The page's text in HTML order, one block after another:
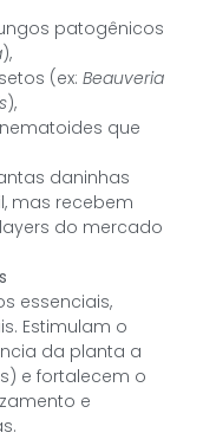
patogênicos
),
(ex: Beauveria
),
que
daninhas
mas recebem
do mercado
essenciais,
Estimulam o
da planta a
e fortalecem o
e